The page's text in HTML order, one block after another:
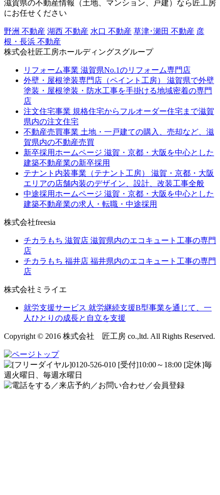
滋賀県の不動産情報（土地、マンション、戸建）なら匠工房
にお任せください
野洲 不動産 湖西 不動産 水口 不動産 草津･瀬田 不動産 彦
根・長浜 不動産
株式会社匠工房ホールディングスグループ
リフォーム事業 滋賀県No.1のリフォーム専門店
外壁・屋根塗装専門店（ペイント工房）
滋賀県で外壁
塗装・屋根塗装・防水工事を手掛ける地域密着の専門
店
注文住宅事業 規格住宅からフルオーダー住宅まで滋賀
県内の注文住宅
不動産売買事業 土地・一戸建ての購入、売却など、滋
賀県内の不動産売買
新卒採用ホームページ 滋賀・京都・大阪を中心とした
建築不動産業の新卒採用
テナント内装事業（テナント工房）
滋賀・京都・大阪
エリアの店舗内装のデザイン、設計、改装工事全般
中途採用ホームページ 滋賀・京都・大阪を中心とした
建築不動産業の求人・転職・中途採用
株式会社freesia
チカラもち 滋賀店 滋賀県内のエコキュート工事の専門
店
チカラもち 福井店 福井県内のエコキュート工事の専門
店
株式会社ミライエ
就労支援サービス 就労継続支援B型事業を通じて、一
人ひとりの成長と自立を支援
Copyright © 2016 株式会社 匠工房 co.,ltd. All Rights Reserved.